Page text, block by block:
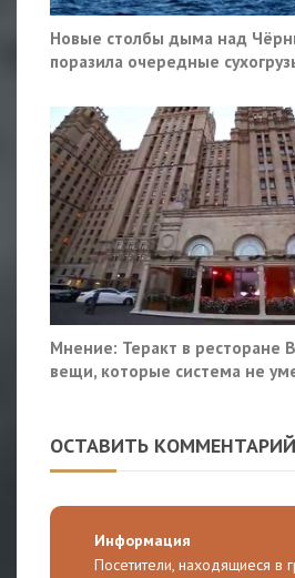
Новые столбы дыма над
поразила очередные
Мнение: Теракт в ресторане
вещи, которые система не
ОСТАВИТЬ КОММЕНТАРИЙ
Информация
Посетители, находящиеся в